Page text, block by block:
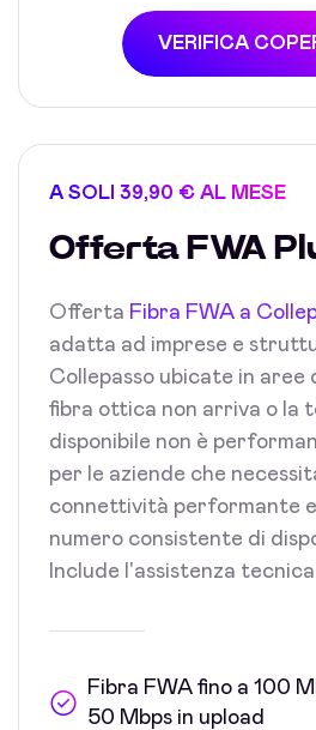
VERIFICA
A SOLI 39,90 € AL MESE
Offerta FWA
Offerta Fibra FWA a
adatta ad imprese e
Collepasso ubicate in aree
fibra ottica non arriva o la
disponibile non è
per le aziende che
connettività performante e
numero consistente di
Include l'assistenza
Fibra FWA fino a 100
50 Mbps in upload